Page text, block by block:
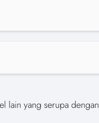
lain yang serupa dengan